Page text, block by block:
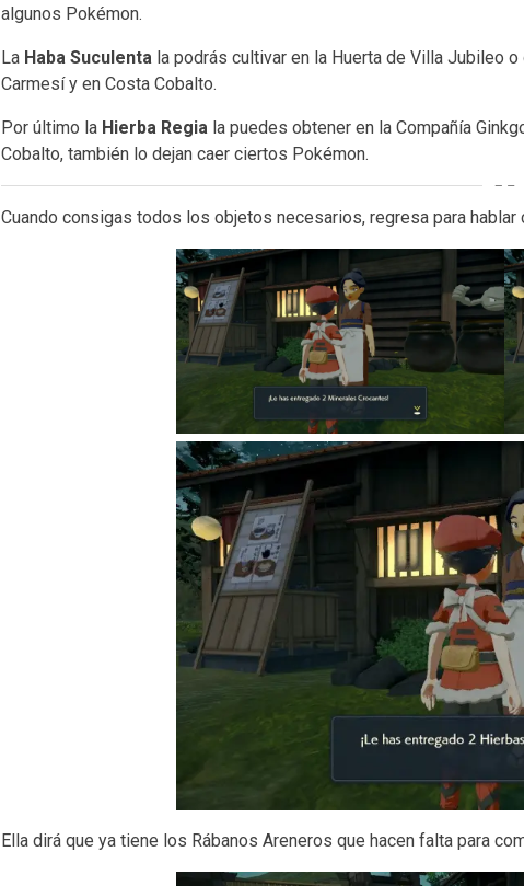
algunos Pokémon.
La Haba Suculenta la podrás cultivar en la Huerta de Villa Jubileo
Carmesí y en Costa Cobalto.
Por último la Hierba Regia la puedes obtener en la Compañía
Cobalto, también lo dejan caer ciertos Pokémon.
Cuando consigas todos los objetos necesarios, regresa para
Ella dirá que ya tiene los Rábanos Areneros que hacen falta para